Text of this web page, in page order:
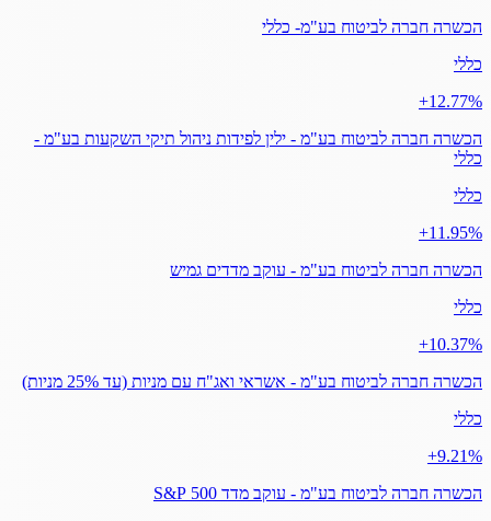
הכשרה חברה לביטוח בע"מ- כללי
כללי
‎+12.77%
הכשרה חברה לביטוח בע"מ - ילין לפידות ניהול תיקי השקעות בע"מ -
כללי
כללי
‎+11.95%
הכשרה חברה לביטוח בע"מ - עוקב מדדים גמיש
כללי
‎+10.37%
הכשרה חברה לביטוח בע"מ - אשראי ואג"ח עם מניות (עד 25% מניות)
כללי
‎+9.21%
הכשרה חברה לביטוח בע"מ - עוקב מדד 500 S&P